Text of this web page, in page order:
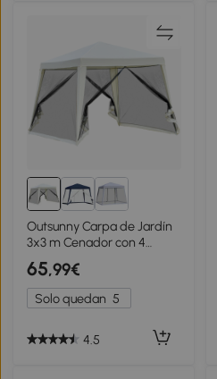
Outsunny Carpa de Jardín
3x3 m Cenador con 4
Partes Laterales Mosquitera
con Cremallera Protección
UV Impermeable para
Patio Exterior Eventos
65,99€
Solo quedan 5
4.5